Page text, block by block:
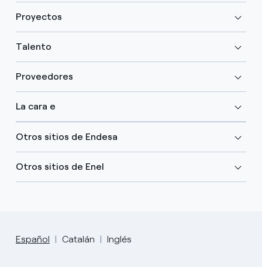
Proyectos
Talento
Proveedores
La cara e
Otros sitios de Endesa
Otros sitios de Enel
Español Catalán Inglés